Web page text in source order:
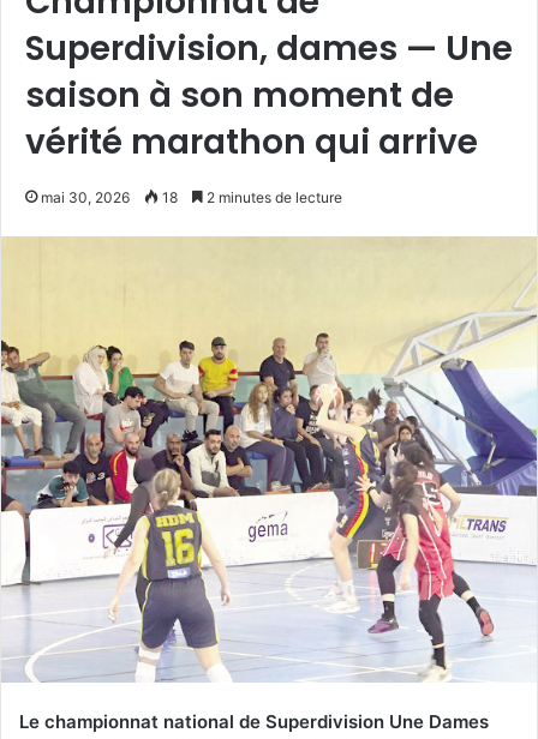
Superdivision, dames — Une
saison à son moment de
vérité marathon qui arrive
mai 30, 2026 18 2 minutes de lecture
Le championnat national de Superdivision Une Dames